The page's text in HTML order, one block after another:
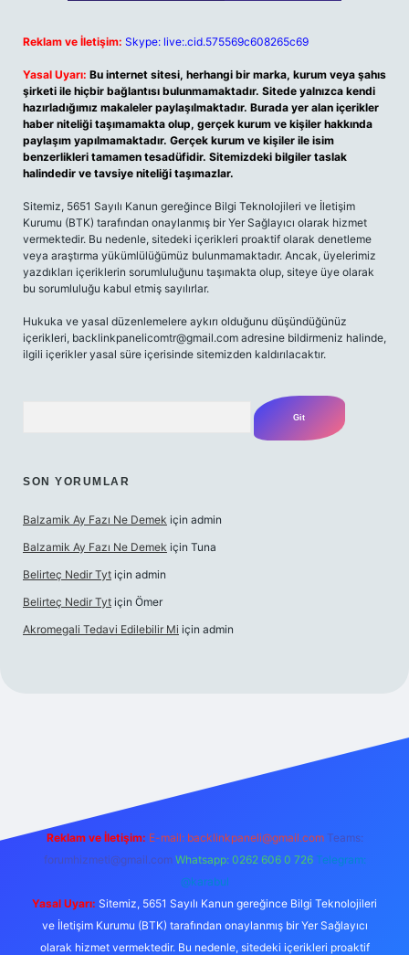
Reklam ve İletişim: Skype: live:.cid.575569c608265c69
Yasal Uyarı: Bu internet sitesi, herhangi bir marka, kurum veya şahıs
şirketi ile hiçbir bağlantısı bulunmamaktadır. Sitede yalnızca kendi
hazırladığımız makaleler paylaşılmaktadır. Burada yer alan içerikler
haber niteliği taşımamakta olup, gerçek kurum ve kişiler hakkında
paylaşım yapılmamaktadır. Gerçek kurum ve kişiler ile isim
benzerlikleri tamamen tesadüfidir. Sitemizdeki bilgiler taslak
halindedir ve tavsiye niteliği taşımazlar.
Sitemiz, 5651 Sayılı Kanun gereğince Bilgi Teknolojileri ve İletişim
Kurumu (BTK) tarafından onaylanmış bir Yer Sağlayıcı olarak hizmet
vermektedir. Bu nedenle, sitedeki içerikleri proaktif olarak denetleme
veya araştırma yükümlülüğümüz bulunmamaktadır. Ancak, üyelerimiz
yazdıkları içeriklerin sorumluluğunu taşımakta olup, siteye üye olarak
bu sorumluluğu kabul etmiş sayılırlar.
Hukuka ve yasal düzenlemelere aykırı olduğunu düşündüğünüz
içerikleri, backlinkpanelicomtr@gmail.com adresine bildirmeniz halinde,
ilgili içerikler yasal süre içerisinde sitemizden kaldırılacaktır.
SON YORUMLAR
Balzamik Ay Fazı Ne Demek için admin
Balzamik Ay Fazı Ne Demek için Tuna
Belirteç Nedir Tyt için admin
Belirteç Nedir Tyt için Ömer
Akromegali Tedavi Edilebilir Mi için admin
Reklam ve İletişim: E-mail: backlinkpaneli@gmail.com Teams:
forumhizmeti@gmail.com Whatsapp: 0262 606 0 726 Telegram:
@karabul
Yasal Uyarı: Sitemiz, 5651 Sayılı Kanun gereğince Bilgi Teknolojileri
ve İletişim Kurumu (BTK) tarafından onaylanmış bir Yer Sağlayıcı
olarak hizmet vermektedir. Bu nedenle, sitedeki içerikleri proaktif